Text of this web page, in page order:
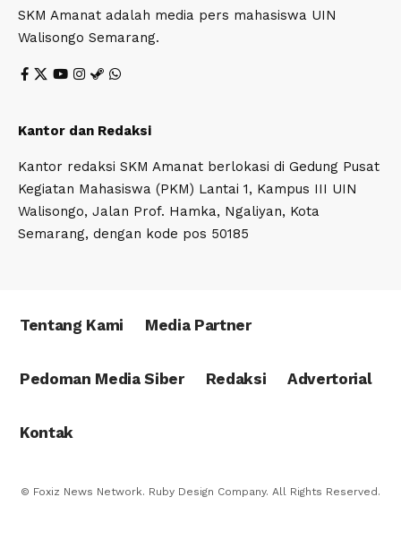
SKM Amanat adalah media pers mahasiswa UIN
Walisongo Semarang.
Kantor dan Redaksi
Kantor redaksi SKM Amanat berlokasi di Gedung Pusat
Kegiatan Mahasiswa (PKM) Lantai 1, Kampus III UIN
Walisongo, Jalan Prof. Hamka, Ngaliyan, Kota
Semarang, dengan kode pos 50185
Tentang Kami Media Partner
Pedoman Media Siber Redaksi Advertorial
Kontak
© Foxiz News Network. Ruby Design Company. All Rights Reserved.